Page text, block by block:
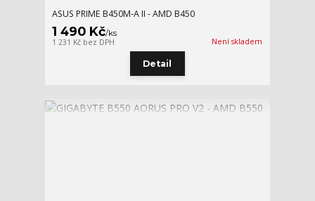
ASUS PRIME B450M-A II - AMD B450
1 490 Kč/ks
1 231 Kč bez DPH Není skladem
Detail